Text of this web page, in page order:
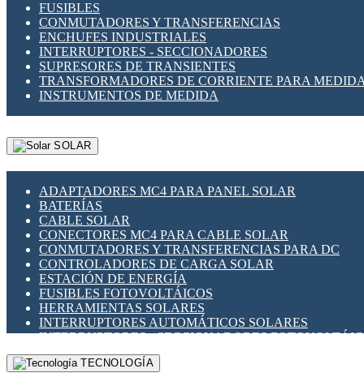
FUSIBLES
CONMUTADORES Y TRANSFERENCIAS
ENCHUFES INDUSTRIALES
INTERRUPTORES - SECCIONADORES
SUPRESORES DE TRANSIENTES
TRANSFORMADORES DE CORRIENTE PARA
INSTRUMENTOS DE MEDIDA
SOLAR
ADAPTADORES MC4 PARA PANEL SOLAR
BATERÍAS
CABLE SOLAR
CONECTORES MC4 PARA CABLE SOLAR
CONMUTADORES Y TRANSFERENCIAS PARA DC
CONTROLADORES DE CARGA SOLAR
ESTACIÓN DE ENERGÍA
FUSIBLES FOTOVOLTÁICOS
HERRAMIENTAS SOLARES
INTERRUPTORES AUTOMÁTICOS SOLARES
INTERRUPTORES - SECCIONADORES
MONTAJE PANEL SOLAR
PORTA FUSIBLES Y SECCIONADORES
TECNOLOGÍA